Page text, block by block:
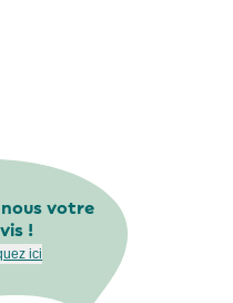
votre
!
ici